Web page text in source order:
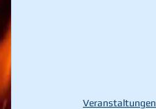
Veranstaltungen